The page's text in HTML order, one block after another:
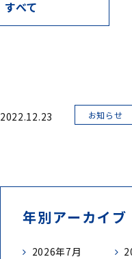
すべて
2022.12.23 お知らせ
年別アーカイブ
2026年7月